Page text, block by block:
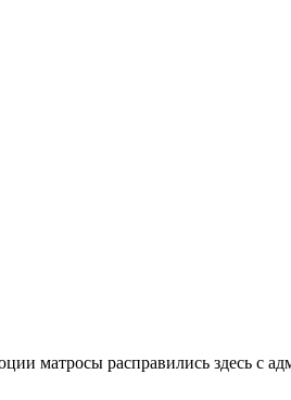
матросы расправились здесь с